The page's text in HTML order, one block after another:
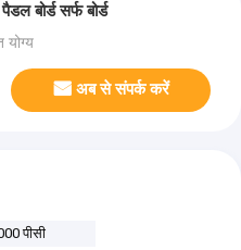
बोर्ड सर्फ बोर्ड
योग्य
अब से संपर्क करें
पीसी